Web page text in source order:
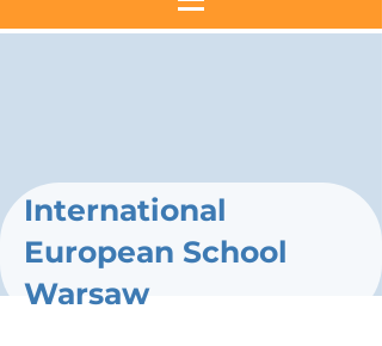
International
European School
Warsaw